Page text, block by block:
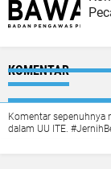
KOMENTAR
Komentar sepenuhnya
dalam UU ITE.